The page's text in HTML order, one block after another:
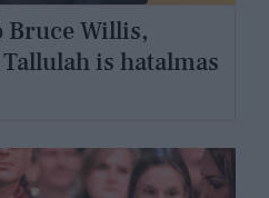
Bruce Willis,
is hatalmas